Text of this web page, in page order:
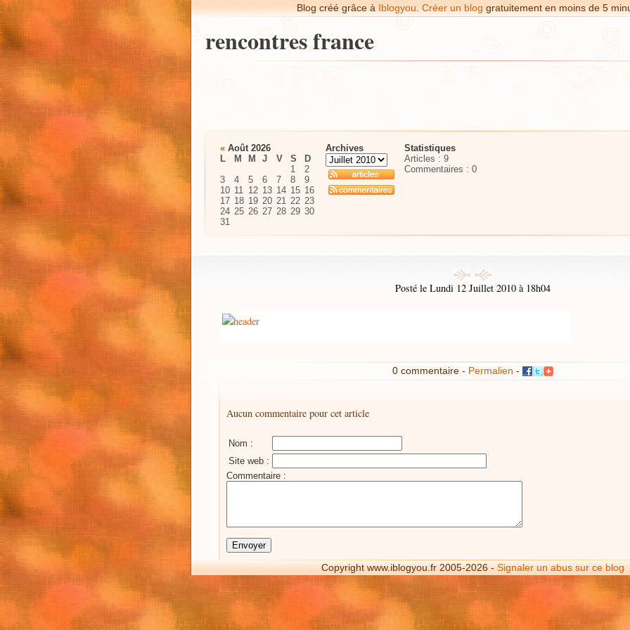
Blog créé grâce à Iblogyou Créer un blog gratuitement en moins de 5
rencontres france
« Août 2026
L
M M J V S
D
1
2
3
4 5 6 7 8
9
10 11 12 13 14 15 16
17 18 19 20 21 22 23
24 25 26 27 28 29 30
31
Archives
Statistiques
Articles : 9
Commentaires : 0
Posté le Lundi 12 Juillet 2010 à 18h04
0 commentaire - Permalien -
Aucun commentaire pour cet article
Nom :
Site web :
Commentaire :
Copyright www.iblogyou.fr 2005-2026 -Signaler un abus sur ce blog